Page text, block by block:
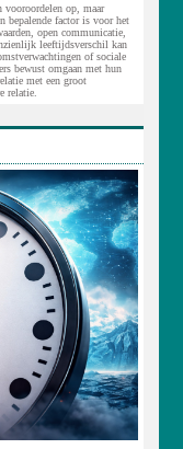
vooroordelen op, maar
bepalende factor is voor het
open communicatie,
leeftijdsverschil kan
of sociale
bewust omgaan met hun
met een groot
relatie.